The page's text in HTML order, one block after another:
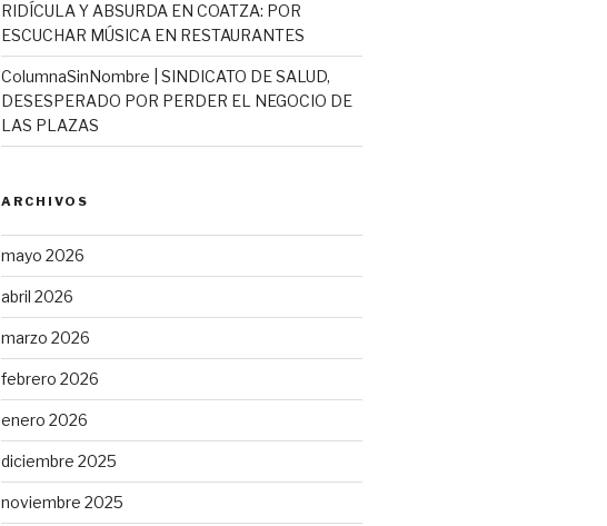
RIDÍCULA Y ABSURDA EN COATZA: POR
ESCUCHAR MÚSICA EN RESTAURANTES
ColumnaSinNombre | SINDICATO DE SALUD,
DESESPERADO POR PERDER EL NEGOCIO DE
LAS PLAZAS
ARCHIVOS
mayo 2026
abril 2026
marzo 2026
febrero 2026
enero 2026
diciembre 2025
noviembre 2025